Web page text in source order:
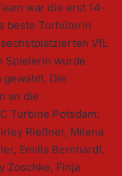
war die erst 14-
beste Torhüterin
VfL
Spielerin wurde
gewählt. Die
an die
Turbine Potsdam:
Rießner, Milena
Emilia Bernhardt,
Zoschke, Finja